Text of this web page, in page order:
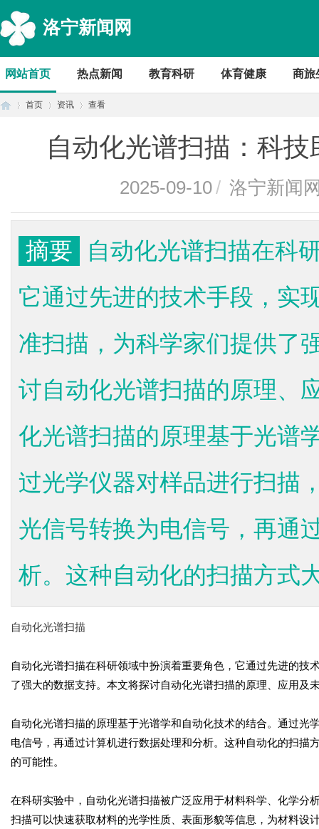
洛宁新闻网
网站首页 热点新闻 教育科研 体育健康 商旅
首页 资讯 查看
自动化光谱扫描：科
2025-09-10/ 洛宁新闻
摘要
自动化光谱扫描在科
它通过先进的技术手段，实
准扫描，为科学家们提供了
讨自动化光谱扫描的原理、
化光谱扫描的原理基于光谱
过光学仪器对样品进行扫描
光信号转换为电信号，再通
析。这种自动化的扫描方式
自动化光谱扫描
自动化光谱扫描在科研领域中扮演着重要角色，它通过先进的
了强大的数据支持。本文将探讨自动化光谱扫描的原理、应用及
自动化光谱扫描的原理基于光谱学和自动化技术的结合。通过
电信号，再通过计算机进行数据处理和分析。这种自动化的扫
的可能性。
在科研实验中，自动化光谱扫描被广泛应用于材料科学、化学分
扫描可以快速获取材料的光学性质、表面形貌等信息，为材料设